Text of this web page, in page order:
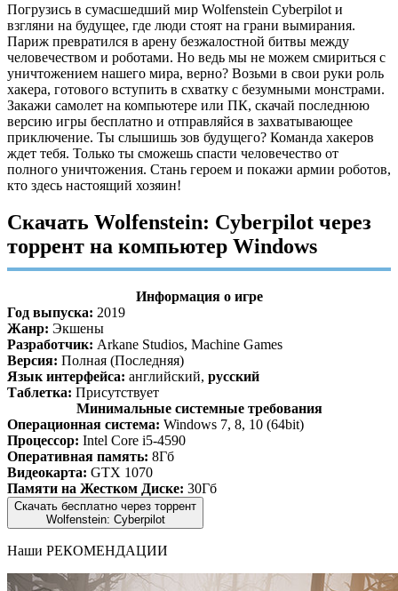
Погрузись в сумасшедший мир Wolfenstein Cyberpilot и
взгляни на будущее, где люди стоят на грани вымирания.
Париж превратился в арену безжалостной битвы между
человечеством и роботами. Но ведь мы не можем смириться с
уничтожением нашего мира, верно? Возьми в свои руки роль
хакера, готового вступить в схватку с безумными монстрами.
Закажи самолет на компьютере или ПК, скачай последнюю
версию игры бесплатно и отправляйся в захватывающее
приключение. Ты слышишь зов будущего? Команда хакеров
ждет тебя. Только ты сможешь спасти человечество от
полного уничтожения. Стань героем и покажи армии роботов,
кто здесь настоящий хозяин!
Скачать Wolfenstein: Cyberpilot через
торрент на компьютер Windows
Информация о игре
Год выпуска: 2019
Жанр: Экшены
Разработчик: Arkane Studios, Machine Games
Версия: Полная (Последняя)
Язык интерфейса: английский, русский
Таблетка: Присутствует
Минимальные системные требования
Операционная система: Windows 7, 8, 10 (64bit)
Процессор: Intel Core i5-4590
Оперативная память: 8Гб
Видеокарта: GTX 1070
Памяти на Жестком Диске: 30Гб
Скачать бесплатно через торрент
Wolfenstein: Cyberpilot
Наши РЕКОМЕНДАЦИИ